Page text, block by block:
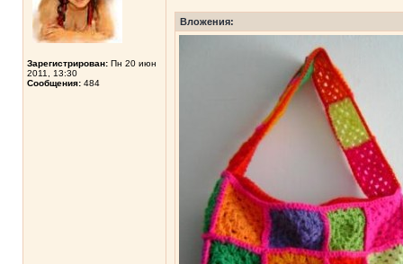
Зарегистрирован: Пн 20 июн
2011, 13:30
Сообщения: 484
Вложения: